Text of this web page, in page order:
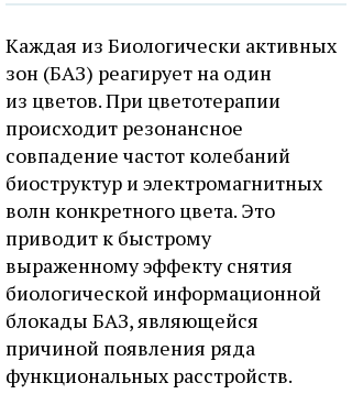
Каждая из Биологически активных
зон (БАЗ) реагирует на один
из цветов. При цветотерапии
происходит резонансное
совпадение частот колебаний
биоструктур и электромагнитных
волн конкретного цвета. Это
приводит к быстрому
выраженному эффекту снятия
биологической информационной
блокады БАЗ, являющейся
причиной появления ряда
функциональных расстройств.